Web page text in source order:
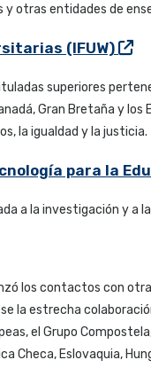
otras entidades de
(IFUW)
superiores
Gran Bretaña y
la igualdad y la justicia.
para la
a la investigación y
los contactos con
la estrecha
el Grupo
Eslovaquia,